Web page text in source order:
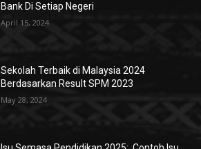
Bank Di Setiap Negeri
April 15, 2024
Sekolah Terbaik di Malaysia 2024
Berdasarkan Result SPM 2023
May 28, 2024